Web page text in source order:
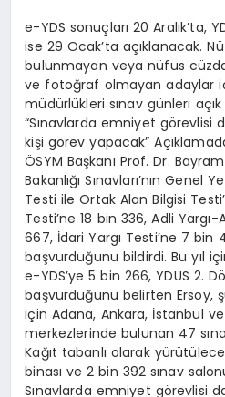
e-YDS sonuçları 20 Aralık’ta,
ise 29 Ocak’ta açıklanacak.
bulunmayan veya nüfus
ve fotoğraf olmayan adaylar
müdürlükleri sınav günleri
“Sınavlarda emniyet
kişi görev yapacak”
ÖSYM Başkanı Prof. Dr.
Bakanlığı Sınavları’nın
Testi ile Ortak Alan Bilgisi
Testi’ne 18 bin 336, Adli
667, İdari Yargı Testi’ne 7 bin
başvurduğunu bildirdi. Bu yıl
e-YDS’ye 5 bin 266, YDUS 2.
başvurduğunu belirten Ersoy,
için Adana, Ankara, İstanbul
merkezlerinde bulunan 47
Kağıt tabanlı olarak
binası ve 2 bin 392 sınav
Sınavlarda emniyet görevlisi